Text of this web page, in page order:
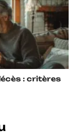
: critères